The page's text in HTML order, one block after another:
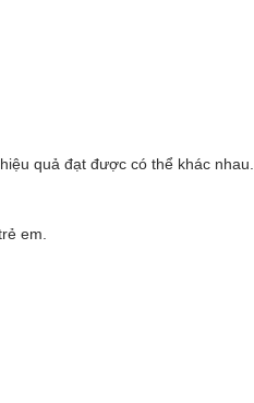
quả đạt được có thể khác nhau.
em.